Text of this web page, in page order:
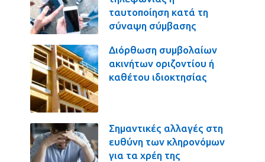
ταυτοποίηση κατά τη
σύναψη σύμβασης
Διόρθωση συμβολαίων
ακινήτων οριζοντίου ή
καθέτου ιδιοκτησίας
Σημαντικές αλλαγές στη
ευθύνη των κληρονόμων
για τα χρέη της